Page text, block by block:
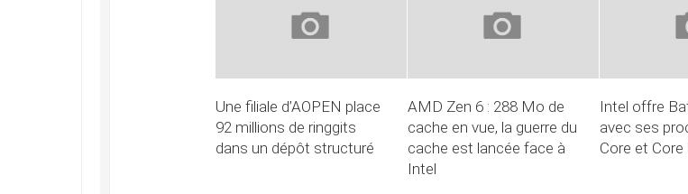
Une filiale d’AOPEN place
92 millions de ringgits
dans un dépôt structuré
AMD Zen 6 : 288 Mo de
cache en vue, la guerre du
cache est lancée face à
Intel
Intel offre
avec ses
Core et Core